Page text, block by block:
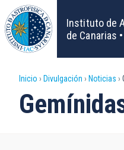
Pasar
al
contenido
principal
Instituto de
de Canarias
Sobrescribir
enlaces
Inicio Divulgación Noticias